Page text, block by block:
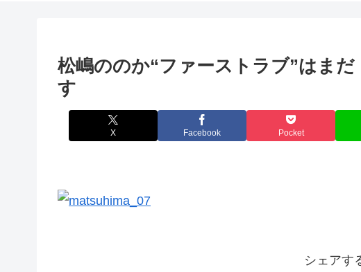
松嶋ののか“ファーストラブ”はま
す
X Facebook Pocket
シェアす